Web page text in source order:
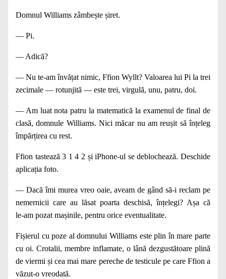
Domnul Williams zâmbește șiret.
— Pi.
— Adică?
— Nu te‑am învățat nimic, Ffion Wyllt? Valoarea lui Pi la trei
zecimale — rotunjită — este trei, virgulă, unu, patru, doi.
— Am luat nota patru la matematică la examenul de final de
clasă, domnule Williams. Nici măcar nu am reușit să înțeleg
împărțirea cu rest.
Ffion tastează 3 1 4 2 și iPhone‑ul se deblochează. Deschide
aplicația foto.
— Dacă îmi murea vreo oaie, aveam de gând să‑i reclam pe
nemernicii care au lăsat poarta deschisă, înțelegi? Așa că
le‑am pozat mașinile, pentru orice eventualitate.
Fișierul cu poze al domnului Williams este plin în mare parte
cu oi. Crotalii, membre inflamate, o lână dezgustătoare plină
de viermi și cea mai mare pereche de testicule pe care Ffion a
văzut‑o vreodată.